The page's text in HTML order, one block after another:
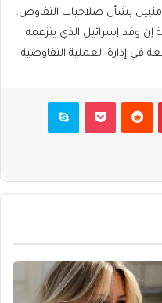
بشأن صلاحيات التفاوض.
إن وفد إسرائيل الذي يتزعمه
في إدارة العملية التفاوضية.
بينتيريست بوكيت سكايب